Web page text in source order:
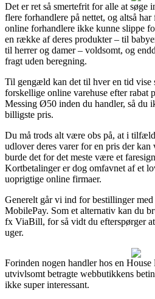
Det er ret så smertefrit for alle at søge
flere forhandlere på nettet, og altså
online forhandlere ikke kunne slippe
en række af deres produkter – til
til herrer og damer – voldsomt, og
fragt uden beregning.
Til gengæld kan det til hver en tid vise
forskellige online varehuse efter rabat
Messing Ø50 inden du handler, så du
billigste pris.
Du må trods alt være obs på, at i
udlover deres varer for en pris der kan
burde det for det meste være et
Kortbetalinger er dog omfavnet af et
uoprigtige online firmaer.
Generelt går vi ind for bestillinger
MobilePay. Som et alternativ kan du
fx ViaBill, for så vidt du efterspørger
uger.
Forinden nogen handler hos en
utvivlsomt betragte webbutikkens
ikke super interessant.